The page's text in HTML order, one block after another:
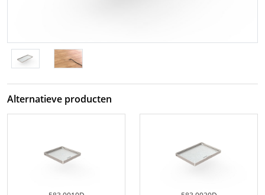
Alternatieve producten